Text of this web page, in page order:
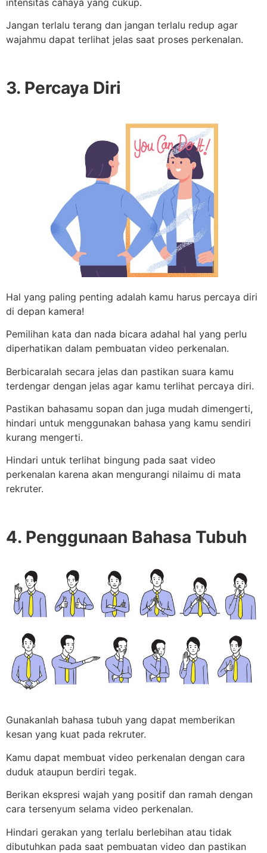
intensitas cahaya yang cukup.
Jangan terlalu terang dan jangan terlalu redup agar
wajahmu dapat terlihat jelas saat proses perkenalan.
3. Percaya Diri
Hal yang paling penting adalah kamu harus percaya diri
di depan kamera!
Pemilihan kata dan nada bicara adahal hal yang perlu
diperhatikan dalam pembuatan video perkenalan.
Berbicaralah secara jelas dan pastikan suara kamu
terdengar dengan jelas agar kamu terlihat percaya diri.
Pastikan bahasamu sopan dan juga mudah dimengerti,
hindari untuk menggunakan bahasa yang kamu sendiri
kurang mengerti.
Hindari untuk terlihat bingung pada saat video
perkenalan karena akan mengurangi nilaimu di mata
rekruter.
4. Penggunaan Bahasa Tubuh
Gunakanlah bahasa tubuh yang dapat memberikan
kesan yang kuat pada rekruter.
Kamu dapat membuat video perkenalan dengan cara
duduk ataupun berdiri tegak.
Berikan ekspresi wajah yang positif dan ramah dengan
cara tersenyum selama video perkenalan.
Hindari gerakan yang terlalu berlebihan atau tidak
dibutuhkan pada saat pembuatan video dan pastikan